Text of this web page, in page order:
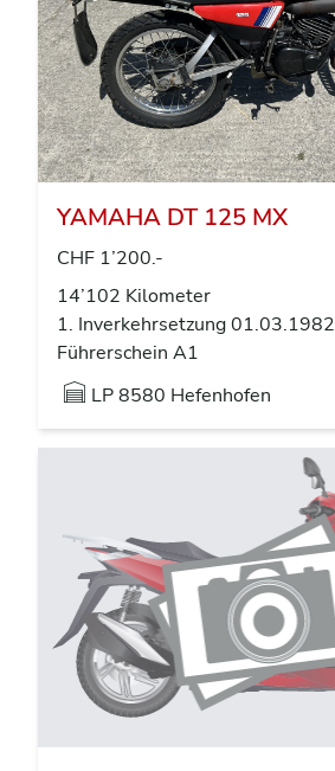
YAMAHA DT 125 MX
CHF 1’200.-
14’102 Kilometer
1. Inverkehrsetzung 01.03.1982
Führerschein A1
LP8580 Hefenhofen